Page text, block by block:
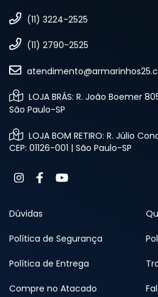
(11) 3224-2525
(11) 2790-2525
LOJA BRÁS: R. João Boemer
São Paulo-SP
LOJA BOM RETIRO: R. Júlio
CEP: 01126-001 | São Paulo-SP
Dúvidas
Política de Segurança
Política de Entrega
Compre no Atacado